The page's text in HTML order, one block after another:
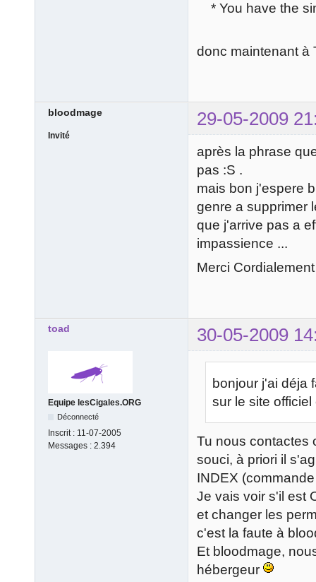
* You have the
donc maintenant à
bloodmage 29-05-2009
Invité
après la phrase
pas :S .
mais bon j'espere
genre a supprimer
que j'arrive pas a
impassience ...
Merci
toad 30-05-2009
Equipe lesCigales.ORG
Déconnecté
Inscrit : 11-07-2005
Messages : 2.394
bonjour j'ai déja
sur le site
Tu nous contactes
souci, à priori il
INDEX
Je vais voir s'il est
et changer les
c'est la faute à
Et bloodmage,
hébergeur